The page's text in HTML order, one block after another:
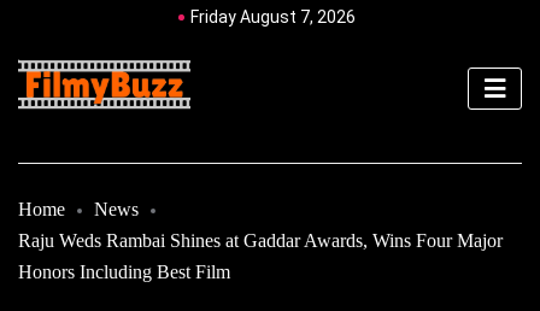
Friday August 7, 2026
Home
News
Raju Weds Rambai Shines at Gaddar Awards, Wins Four Major
Honors Including Best Film